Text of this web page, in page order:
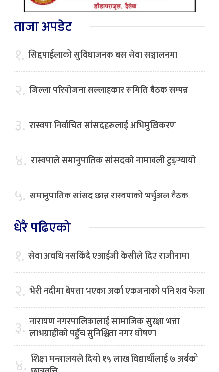
ताजा अपडेट
१. सिद्दपाईलाको सुविधाजनक बस सेवा सञ्चालनमा
२. जिल्ला परियोजना सल्लाहकार समिति बैठक सम्पन्न
३. रास्वपा निर्वाचित सांसदहरूलाई अभिमुखिकरण
४. रास्वपाले समानुपातिक सांसदको नामावली टुङ्ग्यायो
५. समानुपातिक सांसद छान्न रास्वपाको भर्चुअल वैठक
धेरै पढिएको
१. सेवा अवधि नसकिँदै एआईजी केसीले दिए राजीनामा
२. भेरी नदीमा बेपत्ता भएका अर्का एकजनाको पनि शव फेला
३. नारायण नगरपालिकालाई सामाजिक सुरक्षा भत्ता
लाभग्राहीको पहुँच सुनिश्चिता नगर घोषणा
४. शिक्षा मन्त्रालयले दियो १५ लाख विद्यार्थीलाई ७ अर्बको